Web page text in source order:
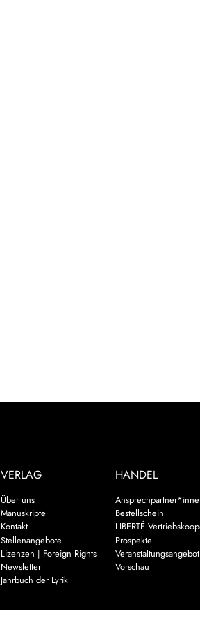
VERLAG
Über uns
Manuskripte
Kontakt
Stellenangebote
Lizenzen | Foreign Rights
Newsletter
Jahrbuch der Lyrik
HANDEL
Bestellschein
LIBERTÉ
Prospekte
Veranstaltungsangebot
Vorschau